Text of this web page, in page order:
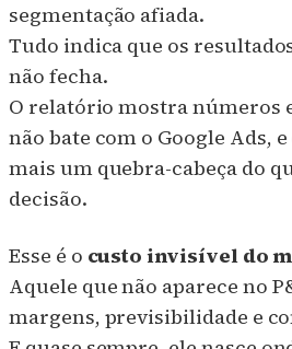
segmentação afiada.
Tudo indica que os
não fecha.
O relatório mostra números
não bate com o Google Ads,
mais um quebra-cabeça do
decisão.
Esse é o custo invisível do
Aquele que não aparece no
margens, previsibilidade e